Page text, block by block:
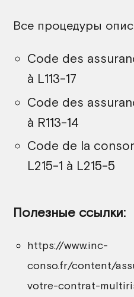
Все процедуры
Code des
à L113-17
Code des
à R113-14
Code de la
L215-1 à L215-5
Полезные ссылки:
https://www.inc-
conso.fr/content/
votre-contrat-